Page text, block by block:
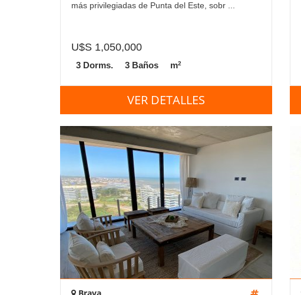
más privilegiadas de Punta del Este, sobr ...
U$S 1,050,000
3 Dorms. 3 Baños m2
VER DETALLES